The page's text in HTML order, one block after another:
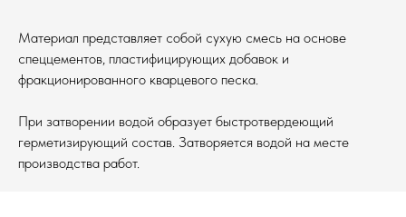
Материал представляет собой сухую смесь на основе
спеццементов, пластифицирующих добавок и
фракционированного кварцевого песка.
При затворении водой образует быстротвердеющий
герметизирующий состав. Затворяется водой на месте
производства работ.